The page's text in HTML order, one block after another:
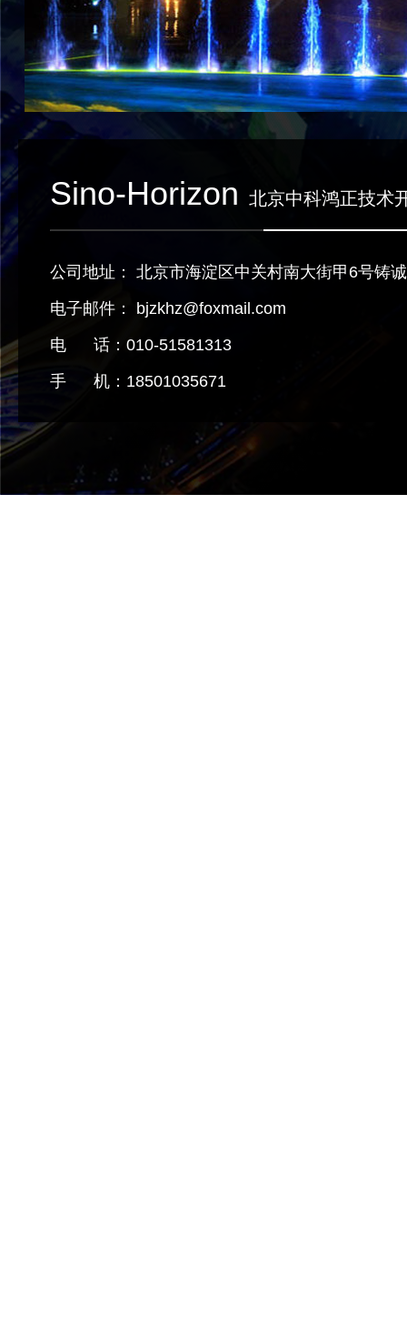
Sino-Horizon 北京中科鸿正技术
公司地址： 北京市海淀区中关村南大街甲6号铸
电子邮件： bjzkhz@foxmail.com
电 话：010-51581313
手 机：18501035671